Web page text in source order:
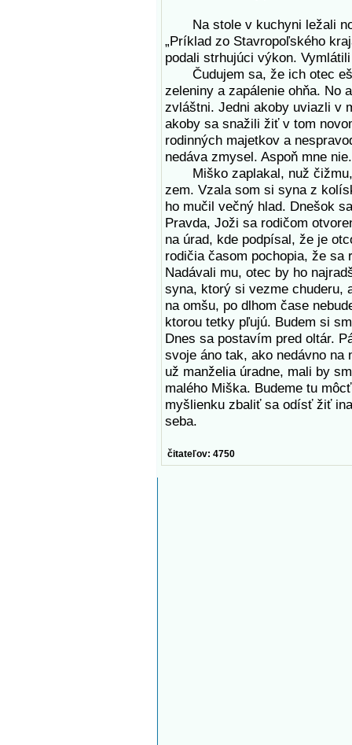
Na stole v kuchyni ležali
„Príklad zo Stavropoľského
podali strhujúci výkon.
Čudujem sa, že ich otec
zeleniny a zapálenie ohňa. No
zvláštni. Jedni akoby uviazli v
akoby sa snažili žiť v tom
rodinných majetkov a
nedáva zmysel. Aspoň mne nie.
Miško zaplakal, nuž čižmu,
zem. Vzala som si syna z
ho mučil večný hlad. Dnešok
Pravda, Joži sa rodičom
na úrad, kde podpísal, že je
rodičia časom pochopia, že
Nadávali mu, otec by ho
syna, ktorý si vezme chuderu,
na omšu, po dlhom čase
ktorou tetky pľujú. Budem si
Dnes sa postavím pred oltár.
svoje áno tak, ako nedávno
už manželia úradne, mali by
malého Miška. Budeme tu
myšlienku zbaliť sa odísť žiť
seba.
čitateľov: 4750